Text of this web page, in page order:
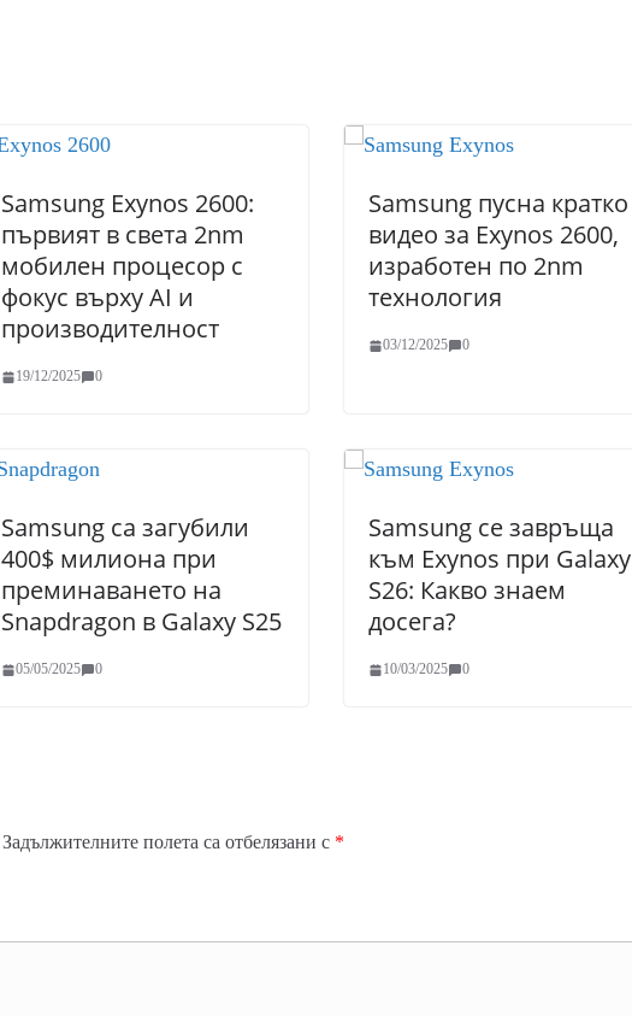
Samsung Exynos 2600:
първият в света 2nm
мобилен процесор с
фокус върху AI и
производителност
19/12/2025 0
Samsung пусна кратко
видео за Exynos 2600,
изработен по 2nm
технология
03/12/2025 0
Samsung са загубили
400$ милиона при
преминаването на
Snapdragon в Galaxy S25
05/05/2025 0
Samsung се завръща
към Exynos при Galaxy
S26: Какво знаем
досега?
10/03/2025 0
Задължителните полета са отбелязани с *